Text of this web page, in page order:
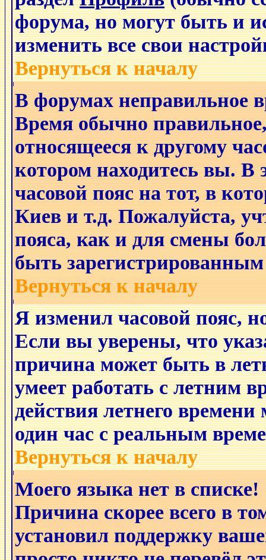
форума, но могут быть и
изменить все свои
Вернуться к началу
В форумах неправильное
Время обычно
относящееся к другому
котором находитесь вы. В
часовой пояс на тот, в
Киев и т.д. Пожалуйста,
пояса, как и для смены
быть зарегистрированным
Вернуться к началу
Я изменил часовой пояс,
Если вы уверены, что
причина может быть в
умеет работать с летним
действия летнего
один час с реальным
Вернуться к началу
Моего языка нет в списке!
Причина скорее всего в
установил поддержку